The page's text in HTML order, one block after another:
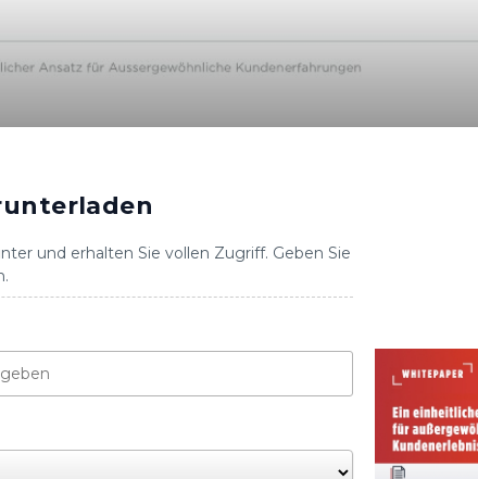
und erhalten Sie vollen Zugriff. Geben Sie